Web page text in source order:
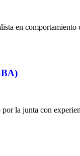
en
la junta con